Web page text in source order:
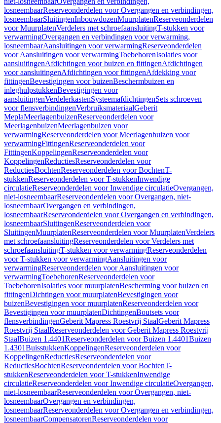
losneembaarReserveonderdelen voor Overgangen en verbindingen,
losneembaarSluitingenInbouwdozenMuurplatenReserveonderdelen
voor MuurplatenVerdelers met schroefaansluitingT-stukken voor
verwarmingOvergangen en verbindingen voor verwarming,
losneembaarAansluitingen voor verwarmingReserveonderdelen
voor Aansluitingen voor verwarmingToebehorenIsolaties voor
aansluitingenAfdichtingen voor buizen en fittingenAfdichtingen
voor aansluitingenAfdichtingen voor fittingenAfdekking voor
fittingenBevestigingen voor buizenBeschermbuizen en
inleghulpstukkenBevestigingen voor
aansluitingenVerdelerkastenSysteemafdichtingenSets schroeven
voor flensverbindingenVerbruiksmateriaalGeberit
MeplaMeerlagenbuizenReserveonderdelen voor
MeerlagenbuizenMeerlagenbuizen voor
verwarmingReserveonderdelen voor Meerlagenbuizen voor
verwarmingFittingenReserveonderdelen voor
FittingenKoppelingenReserveonderdelen voor
KoppelingenReductiesReserveonderdelen voor
ReductiesBochtenReserveonderdelen voor BochtenT-
stukkenReserveonderdelen voor T-stukkenInwendige
circulatieReserveonderdelen voor Inwendige circulatieOvergangen,
niet-losneembaarReserveonderdelen voor Overgangen, niet-
losneembaarOvergangen en verbindingen,
losneembaarReserveonderdelen voor Overgangen en verbindingen,
losneembaarSluitingenReserveonderdelen voor
SluitingenMuurplatenReserveonderdelen voor MuurplatenVerdelers
met schroefaansluitingReserveonderdelen voor Verdelers met
schroefaansluitingT-stukken voor verwarmingReserveonderdelen
voor T-stukken voor verwarmingAansluitingen voor
verwarmingReserveonderdelen voor Aansluitingen voor
verwarmingToebehorenReserveonderdelen voor
ToebehorenIsolaties voor muurplatenBescherming voor buizen en
fittingenDichtingen voor muurplatenBevestigingen voor
buizenBevestigingen voor muurplatenReserveonderdelen voor
Bevestigingen voor muurplatenDichtingenBoutsets voor
flensverbindingenGeberit Mapress Roestvrij StaalGeberit Mapress
Roestvrij StaalReserveonderdelen voor Geberit Mapress Roestvrij
StaalBuizen 1.4401Reserveonderdelen voor Buizen 1.4401Buizen
1.4301BuisstukkenKoppelingenReserveonderdelen voor
KoppelingenReductiesReserveonderdelen voor
ReductiesBochtenReserveonderdelen voor BochtenT-
stukkenReserveonderdelen voor T-stukkenInwendige
circulatieReserveonderdelen voor Inwendige circulatieOvergangen,
niet-losneembaarReserveonderdelen voor Overgangen, niet-
losneembaarOvergangen en verbindingen,
losneembaarReserveonderdelen voor Overgangen en verbindingen,
losneembaarCompensatorenReserveonderdelen voor